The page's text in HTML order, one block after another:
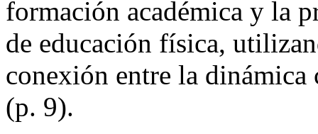
formación académica y la
de educación física,
conexión entre la
(p. 9).